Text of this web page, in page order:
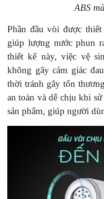
ABS
Phần đầu vòi được
giúp lượng nước phun
thiết kế này, việc vệ
không gây cảm giác
thời tránh gây tổn
an toàn và dễ chịu khi
sản phẩm, giúp người